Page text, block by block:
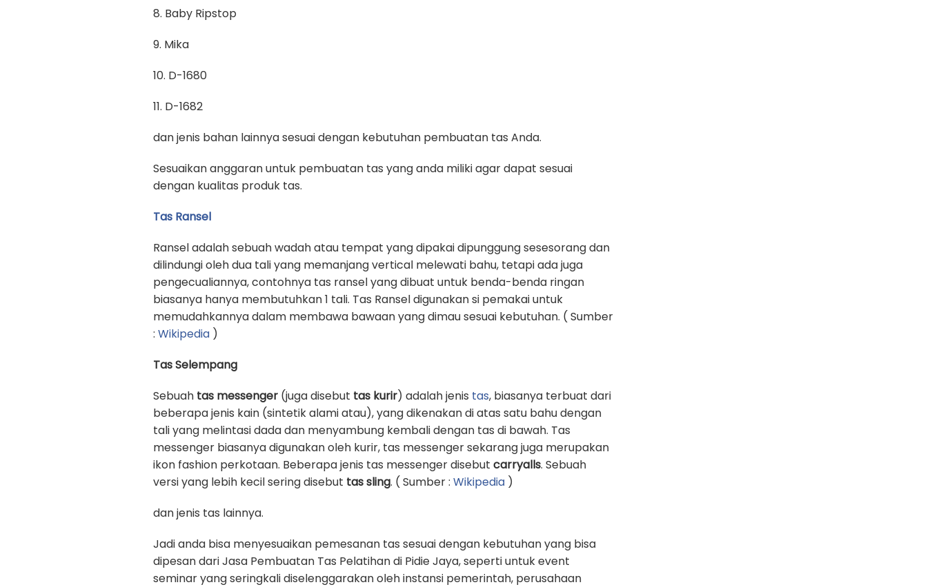
8. Baby Ripstop
9. Mika
10. D-1680
11. D-1682
dan jenis bahan lainnya sesuai dengan kebutuhan pembuatan tas Anda.
Sesuaikan anggaran untuk pembuatan tas yang anda miliki agar dapat sesuai
dengan kualitas produk tas.
Tas Ransel
Ransel adalah sebuah wadah atau tempat yang dipakai dipunggung sesesorang dan
dilindungi oleh dua tali yang memanjang vertical melewati bahu, tetapi ada juga
pengecualiannya, contohnya tas ransel yang dibuat untuk benda-benda ringan
biasanya hanya membutuhkan 1 tali. Tas Ransel digunakan si pemakai untuk
memudahkannya dalam membawa bawaan yang dimau sesuai kebutuhan. ( Sumber
: Wikipedia )
Tas Selempang
Sebuah tas messenger (juga disebut tas kurir) adalah jenis tas, biasanya terbuat dari
beberapa jenis kain (sintetik alami atau), yang dikenakan di atas satu bahu dengan
tali yang melintasi dada dan menyambung kembali dengan tas di bawah. Tas
messenger biasanya digunakan oleh kurir, tas messenger sekarang juga merupakan
ikon fashion perkotaan. Beberapa jenis tas messenger disebut carryalls. Sebuah
versi yang lebih kecil sering disebut tas sling. ( Sumber : Wikipedia )
dan jenis tas lainnya.
Jadi anda bisa menyesuaikan pemesanan tas sesuai dengan kebutuhan yang bisa
dipesan dari Jasa Pembuatan Tas Pelatihan di Pidie Jaya, seperti untuk event
seminar yang seringkali diselenggarakan oleh instansi pemerintah, perusahaan